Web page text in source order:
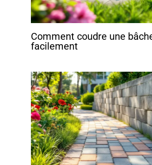
Comment coudre une
facilement